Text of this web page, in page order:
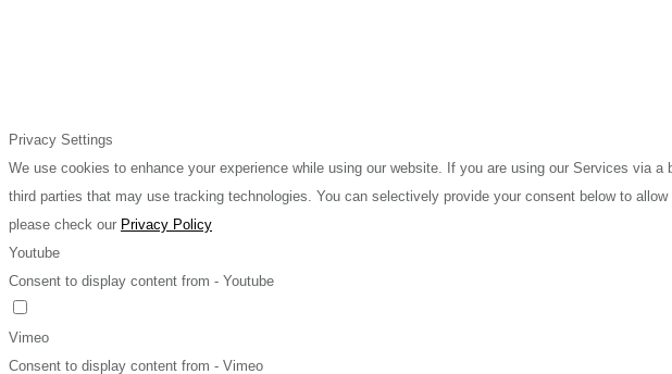
Privacy Settings
We use cookies to enhance your experience while using our website. If you are using our Services via
third parties that may use tracking technologies. You can selectively provide your consent below to
please check our Privacy Policy
Youtube
Consent to display content from - Youtube
Vimeo
Consent to display content from - Vimeo